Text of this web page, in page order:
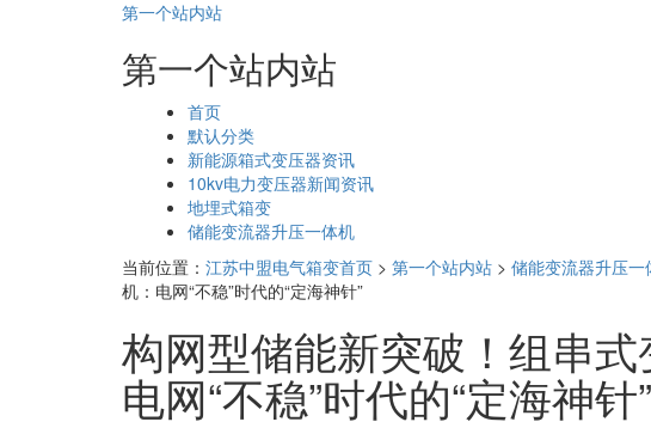
第一个站内站
第一个站内站
首页
默认分类
新能源箱式变压器资讯
10kv电力变压器新闻资讯
地埋式箱变
储能变流器升压一体机
当前位置： 江苏中盟电气箱变首页 > 第一个站内站 > 储能变流器升压一
机：电网“不稳”时代的“定海神针”​
构网型储能新突破！组串式
电网“不稳”时代的“定海神针”​